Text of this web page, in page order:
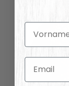
Vorname
Email